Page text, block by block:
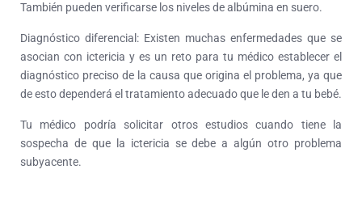
También pueden verificarse los niveles de albúmina en suero.
Diagnóstico diferencial: Existen muchas enfermedades que se
asocian con ictericia y es un reto para tu médico establecer el
diagnóstico preciso de la causa que origina el problema, ya que
de esto dependerá el tratamiento adecuado que le den a tu bebé.
Tu médico podría solicitar otros estudios cuando tiene la
sospecha de que la ictericia se debe a algún otro problema
subyacente.